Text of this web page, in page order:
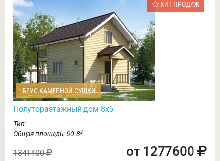
ХИТ ПРОДАЖ
БРУС КАМЕРНОЙ СУШКИ
Полутораэтажный дом 8х6
Тип:
Общая площадь: 60.82
1341400 от 1277600